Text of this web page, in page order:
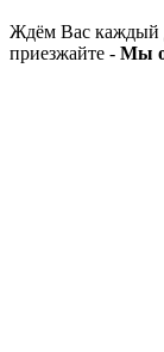
Ждём Вас каждый
приезжайте - Мы